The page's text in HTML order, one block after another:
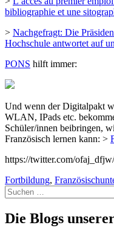
bibliographie et une
> Nachgefragt: Die
Hochschule antwortet auf
PONS hilft immer:
Und wenn der Digitalpakt
WLAN, IPads etc.
Schüler/innen beibringen,
Französisch lernen kann: >
https://twitter.com/
Fortbildung,
Suche
nach:
Die Blogs